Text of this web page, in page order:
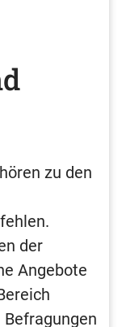
zu den
der
Angebote